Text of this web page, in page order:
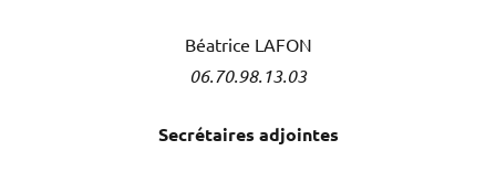
Béatrice LAFON
06.70.98.13.03
Secrétaires adjointes